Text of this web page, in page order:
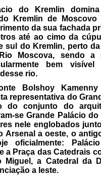
do Kremlin
Kremlin de
da sua fachada
até ao cimo da
sul do Kremlin, perto
Moscova, sendo a
bem
rio.
Bolshoy Kamenny
representativa do
do conjunto do
se Grande Palácio
nele englobados
Arsenal a oeste, o
oficialmente:
a Praça das Catedrais
Miguel, a Catedral da
a leste.